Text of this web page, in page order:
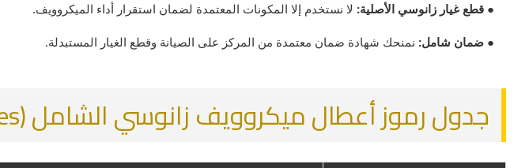
● قطع غيار زانوسي الأصلية: لا نستخدم إلا المكونات المعتمدة لضمان استقرار أداء الميكروويف.
● ضمان شامل: نمنحك شهادة ضمان معتمدة من المركز على الصيانة وقطع الغيار المستبدلة.
جدول رموز أعطال ميكروويف زانوسي الشامل (Zanussi Error Codes)